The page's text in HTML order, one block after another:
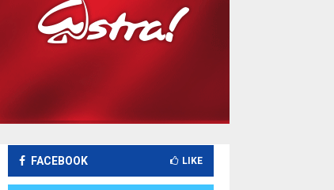
FACEBOOK LIKE